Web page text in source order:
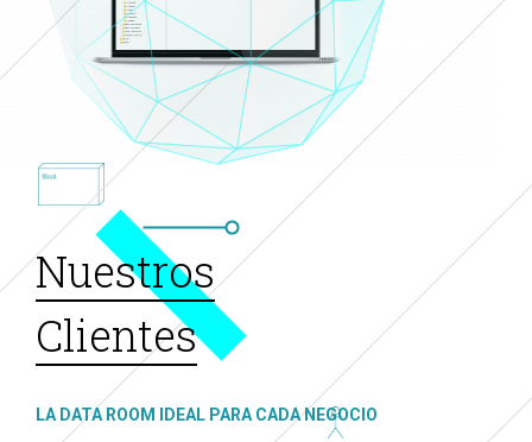
Nuestros
Clientes
LA DATA ROOM IDEAL PARA CADA NEGOCIO